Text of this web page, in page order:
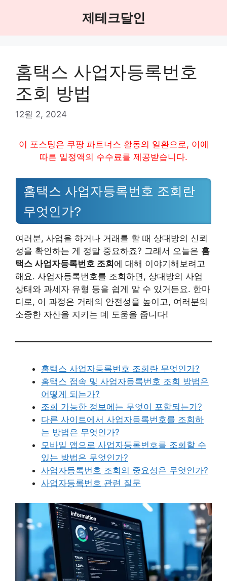
제테크달인
홈택스 사업자등록번호
조회 방법
12월 2, 2024
이 포스팅은 쿠팡 파트너스 활동의 일환으로, 이에
따른 일정액의 수수료를 제공받습니다.
홈택스 사업자등록번호 조회란
무엇인가?
여러분, 사업을 하거나 거래를 할 때 상대방의 신뢰
성을 확인하는 게 정말 중요하죠? 그래서 오늘은 홈
택스 사업자등록번호 조회 에 대해 이야기해보려고
해요. 사업자등록번호를 조회하면, 상대방의 사업
상태와 과세자 유형 등을 쉽게 알 수 있거든요. 한마
디로, 이 과정은 거래의 안전성을 높이고, 여러분의
소중한 자산을 지키는 데 도움을 줍니다!
홈택스 사업자등록번호 조회란 무엇인가?
홈택스 접속 및 사업자등록번호 조회 방법은
어떻게 되는가?
조회 가능한 정보에는 무엇이 포함되는가?
다른 사이트에서 사업자등록번호를 조회하
는 방법은 무엇인가?
모바일 앱으로 사업자등록번호를 조회할 수
있는 방법은 무엇인가?
사업자등록번호 조회의 중요성은 무엇인가?
사업자등록번호 관련 질문